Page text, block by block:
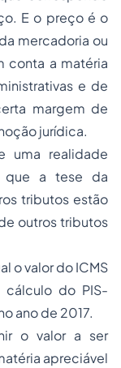
E o preço é o
mercadoria ou
conta a matéria
e de
margem de
jurídica.
uma realidade
que a tese da
tributos estão
outros tributos
o valor do ICMS
do PIS-
ano de 2017.
o valor a ser
apreciável